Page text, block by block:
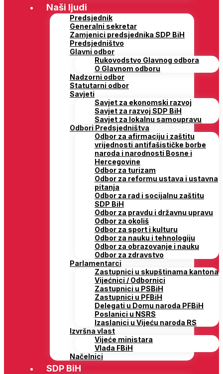
Naši ljudi
Predsjednik
Generalni sekretar
Zamjenici predsjednika SDP BiH
Predsjedništvo
Glavni odbor
Rukovodstvo Glavnog odbora
O Glavnom odboru
Nadzorni odbor
Statutarni odbor
Savjeti
Savjet za ekonomski razvoj
Savjet za razvoj SDP BiH
Savjet za lokalnu samoupravu
Odbori Predsjedništva
Odbor za afirmaciju i zaštitu
vrijednosti antifašističke borbe
naroda i narodnosti Bosne i
Hercegovine
Odbor za turizam
Odbor za reformu ustava i ustavna
pitanja
Odbor za rad i socijalnu zaštitu
SDP BiH
Odbor za pravdu i državnu upravu
Odbor za okoliš
Odbor za sport i kulturu
Odbor za nauku i tehnologiju
Odbor za obrazovanje i nauku
Odbor za zdravstvo
Parlamentarci
Zastupnici u skupštinama kantona
Vijećnici / Odbornici
Zastupnici u PSBiH
Zastupnici u PFBiH
Delegati u Domu naroda PFBiH
Poslanici u NSRS
Izaslanici u Vijeću naroda RS
Izvršna vlast
Vijeće ministara
Vlada FBiH
Načelnici
SDP BiH